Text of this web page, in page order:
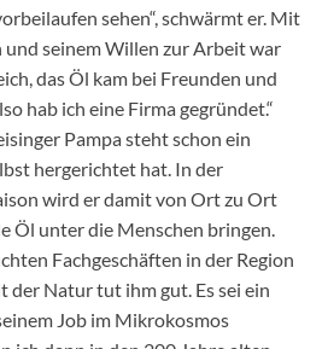
sehen“, schwärmt er. Mit
und seinem Willen zur Arbeit war
das Öl kam bei Freunden und
hab ich eine Firma gegründet.“
Pampa steht schon ein
hergerichtet hat. In der
wird er damit von Ort zu Ort
Öl unter die Menschen bringen.
Fachgeschäften in der Region
Natur tut ihm gut. Es sei ein
Job im Mikrokosmos